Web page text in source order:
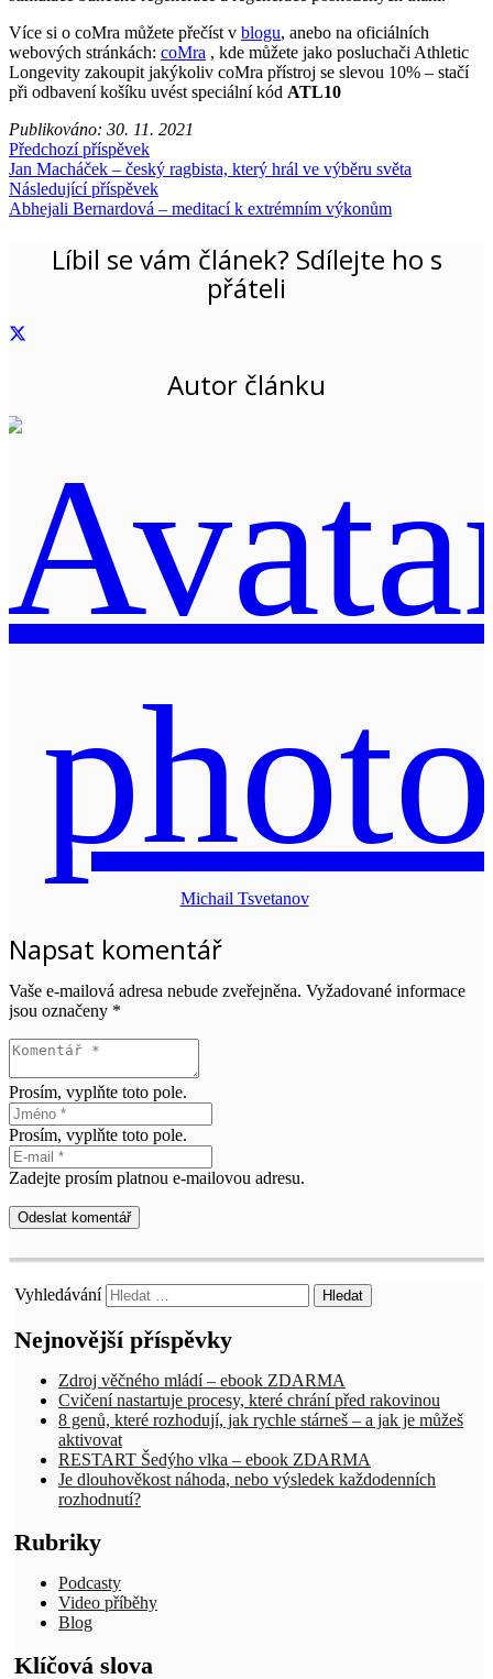
Více si o coMra můžete přečíst v blogu, anebo na oficiálních
webových stránkách: coMra , kde můžete jako posluchači Athletic
Longevity zakoupit jakýkoliv coMra přístroj se slevou 10% – stačí
při odbavení košíku uvést speciální kód ATL10
Publikováno: 30. 11. 2021
Předchozí příspěvek
Jan Macháček – český ragbista, který hrál ve výběru světa
Následující příspěvek
Abhejali Bernardová – meditací k extrémním výkonům
Líbil se vám článek? Sdílejte ho s
přáteli
Autor článku
Michail Tsvetanov
Napsat komentář
Vaše e-mailová adresa nebude zveřejněna. Vyžadované informace
jsou označeny *
Prosím, vyplňte toto pole.
Prosím, vyplňte toto pole.
Zadejte prosím platnou e-mailovou adresu.
Odeslat komentář
Vyhledávání
Nejnovější příspěvky
Zdroj věčného mládí – ebook ZDARMA
Cvičení nastartuje procesy, které chrání před rakovinou
8 genů, které rozhodují, jak rychle stárneš – a jak je můžeš
aktivovat
RESTART Šedýho vlka – ebook ZDARMA
Je dlouhověkost náhoda, nebo výsledek každodenních
rozhodnutí?
Rubriky
Podcasty
Video příběhy
Blog
Klíčová slova